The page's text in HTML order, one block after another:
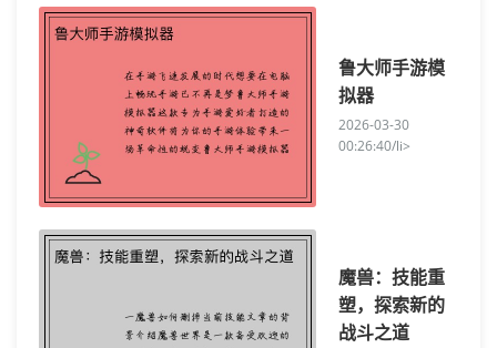
鲁大师手游模
拟器
2026-03-30
00:26:40/li>
魔兽：技能重
塑，探索新的
战斗之道